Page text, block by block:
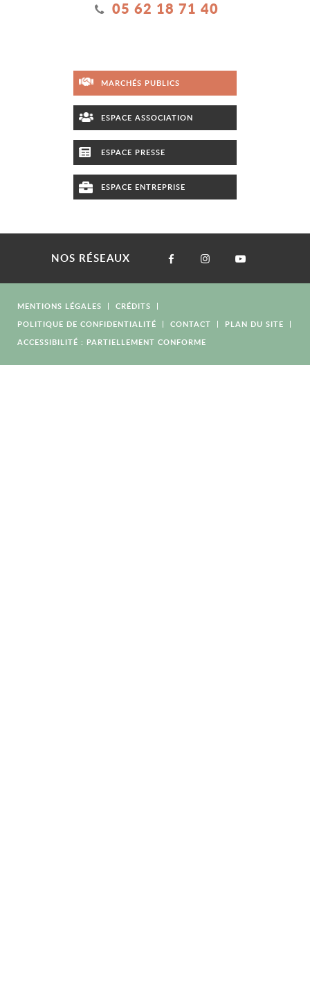
05 62 18 71 40
MARCHÉS PUBLICS
ESPACE ASSOCIATION
ESPACE PRESSE
ESPACE ENTREPRISE
NOS RÉSEAUX
MENTIONS LÉGALES
CRÉDITS
POLITIQUE DE CONFIDENTIALITÉ
CONTACT
PLAN DU SITE
ACCESSIBILITÉ : PARTIELLEMENT CONFORME